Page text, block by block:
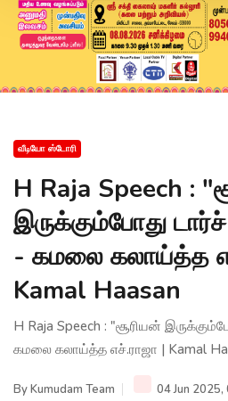
வீடியோ ஸ்டோரி
H Raja Speech :
இருக்கும்போது
- கமலை கலாய்த்த
Kamal Haasan
H Raja Speech : "சூரியன்
கமலை கலாய்த்த எச்.ராஜா | Kamal
ByKumudam Team
04 Jun